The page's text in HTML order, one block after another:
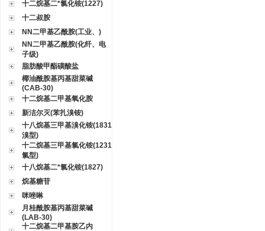
十二烷基二*氯化铵(1227)
十二叔胺
NN二甲基乙酰胺(工业、)
NN二甲基乙酰胺(化纤、电
子级)
脂肪酸甲酯磺酸盐
椰油酰胺基丙基甜菜碱
(CAB-30)
十二烷基二甲基氧化胺
新洁尔灭(苯扎溴铵)
十八烷基三甲基溴化铵(1831
溴型)
十二烷基三甲基氯化铵(1231
氯型)
十八烷基二*氯化铵(1827)
烷基糖苷
咪唑啉
月桂酰胺基丙基甜菜碱
(LAB-30)
十二烷基二甲基胺乙内